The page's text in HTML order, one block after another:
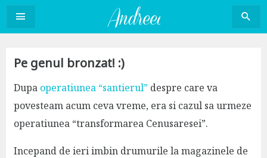
Sari
conținut
Pe genul bronzat! :)
Dupa operatiunea “santierul”despre care va
povesteam acum ceva vreme, era si cazul sa urmeze
operatiunea “transformarea Cenusaresei”.
Incepand de ieri imbin drumurile la magazinele de